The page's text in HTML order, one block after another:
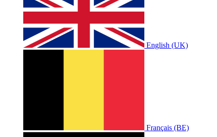
English (UK)
Français (BE)